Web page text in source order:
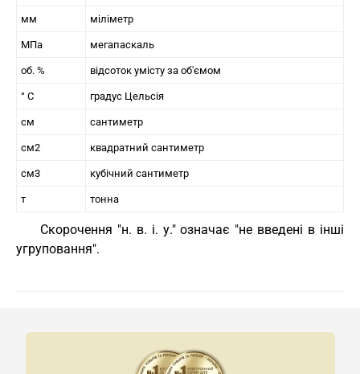
мм міліметр
МПа мегапаскаль
об. % відсоток умісту за об'ємом
° C градус Цельсія
см сантиметр
см2 квадратний сантиметр
см3 кубічний сантиметр
т тонна
Скорочення "н. в. і. у." означає "не введені в інші
угруповання".